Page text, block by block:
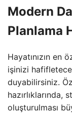
Modern
Planlama
Hayatınızın en
işinizi
duyabilirsiniz.
hazırlıklarında,
oluşturulması